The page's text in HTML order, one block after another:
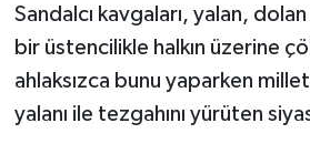
Sandalcı kavgaları, yalan,
bir üstencilikle halkın üzerine
ahlaksızca bunu yaparken millet
yalanı ile tezgahını yürüten